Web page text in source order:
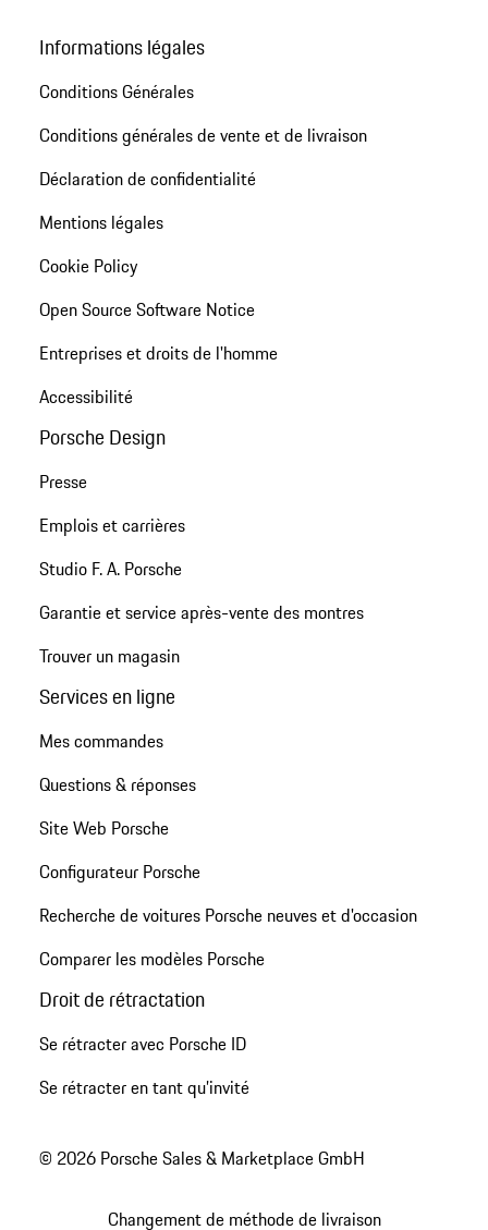
Informations légales
Conditions Générales
Conditions générales de vente et de livraison
Déclaration de confidentialité
Mentions légales
Cookie Policy
Open Source Software Notice
Entreprises et droits de l'homme
Accessibilité
Porsche Design
Presse
Emplois et carrières
Studio F. A. Porsche
Garantie et service après-vente des montres
Trouver un magasin
Services en ligne
Mes commandes
Questions & réponses
Site Web Porsche
Configurateur Porsche
Recherche de voitures Porsche neuves et d'occasion
Comparer les modèles Porsche
Droit de rétractation
Se rétracter avec Porsche ID
Se rétracter en tant qu’invité
© 2026 Porsche Sales & Marketplace GmbH
Changement de méthode de livraison